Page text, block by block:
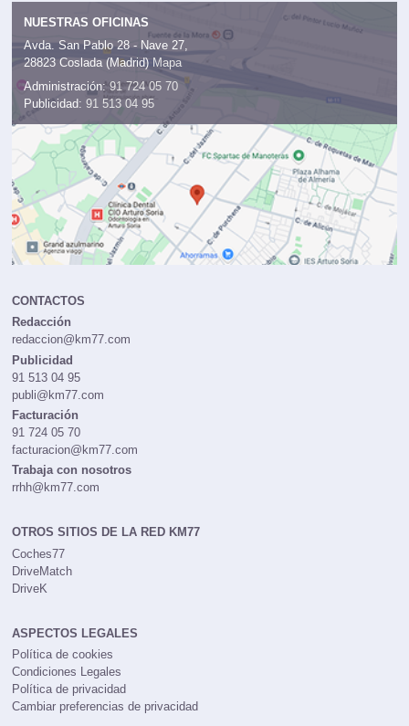
NUESTRAS OFICINAS
Avda. San Pablo 28 - Nave 27,
28823 Coslada (Madrid) Mapa
Administración: 91 724 05 70
Publicidad: 91 513 04 95
CONTACTOS
Redacción
redaccion@km77.com
Publicidad
91 513 04 95
publi@km77.com
Facturación
91 724 05 70
facturacion@km77.com
Trabaja con nosotros
rrhh@km77.com
OTROS SITIOS DE LA RED KM77
Coches77
DriveMatch
DriveK
ASPECTOS LEGALES
Política de cookies
Condiciones Legales
Política de privacidad
Cambiar preferencias de privacidad